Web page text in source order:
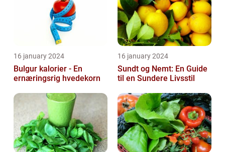
16 january 2024
Bulgur kalorier - En
ernæringsrig hvedekorn
16 january 2024
Sundt og Nemt: En Guide
til en Sundere Livsstil